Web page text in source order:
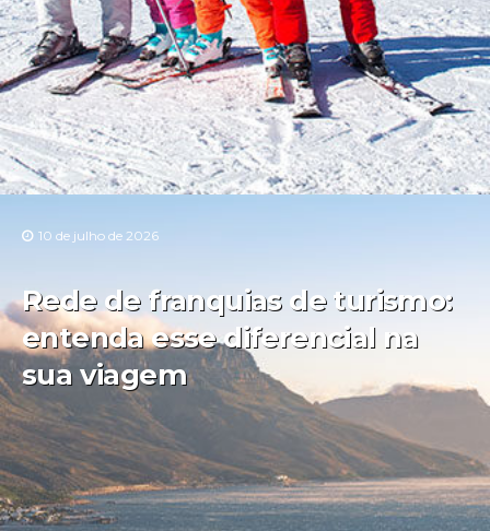
10 de julho de 2026
Rede de franquias de turismo:
entenda esse diferencial na
sua viagem